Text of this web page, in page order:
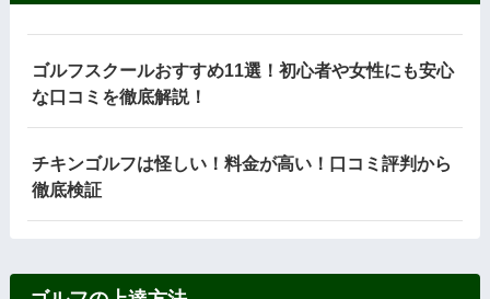
ゴルフスクールおすすめ11選！初心者や女性にも安心
な口コミを徹底解説！
チキンゴルフは怪しい！料金が高い！口コミ評判から
徹底検証